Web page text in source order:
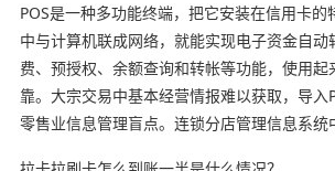
POS是一种多功能终端，把它安装在信用卡的
中与计算机联成网络，就能实现电子资金自动
费、预授权、余额查询和转帐等功能，使用起
靠。大宗交易中基本经营情报难以获取，导入
零售业信息管理盲点。连锁分店管理信息系统